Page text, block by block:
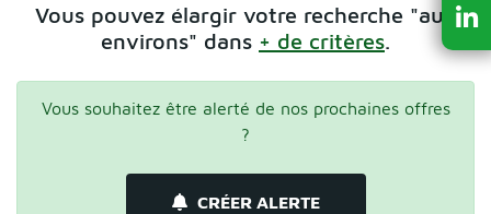
Vous pouvez élargir votre recherche "aux
environs" dans + de critères.
Vous souhaitez être alerté de nos prochaines offres
?
CRÉER ALERTE